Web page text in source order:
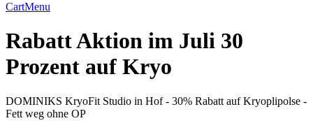
CartMenu
Rabatt Aktion im Juli 30
Prozent auf Kryo
DOMINIKS KryoFit Studio in Hof - 30% Rabatt auf Kryoplipolse -
Fett weg ohne OP